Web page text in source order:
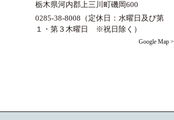
栃木県河内郡上三川町磯岡600
0285-38-8008（定休日：水曜日及び第
１・第３木曜日 ※祝日除く）
Google Map >